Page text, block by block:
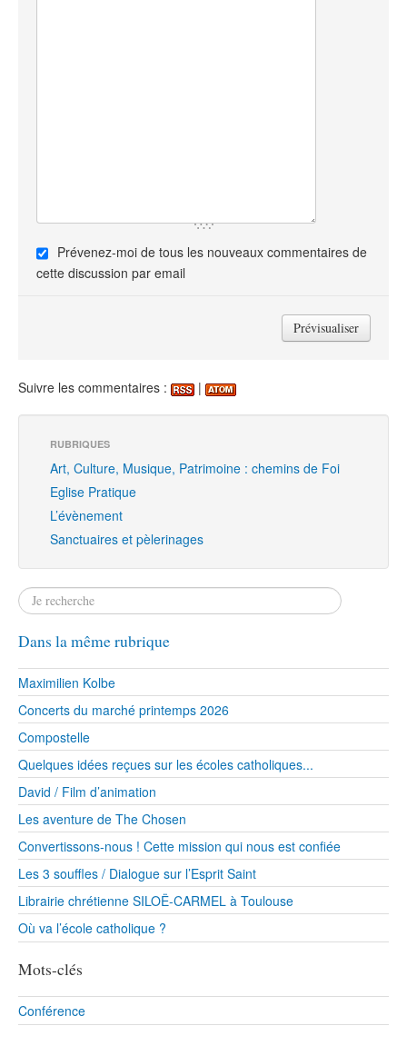
Prévenez-moi de tous les nouveaux commentaires de
cette discussion par email
Suivre les commentaires : |
RUBRIQUES
Art, Culture, Musique, Patrimoine : chemins de Foi
Eglise Pratique
L’évènement
Sanctuaires et pèlerinages
Dans la même rubrique
Maximilien Kolbe
Concerts du marché printemps 2026
Compostelle
Quelques idées reçues sur les écoles catholiques...
David / Film d’animation
Les aventure de The Chosen
Convertissons-nous ! Cette mission qui nous est confiée
Les 3 souffles / Dialogue sur l’Esprit Saint
Librairie chrétienne SILOË-CARMEL à Toulouse
Où va l’école catholique ?
Mots-clés
Conférence